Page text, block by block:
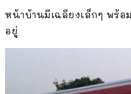
หน้าบ้านมีเฉลียงเล็กๆ พร้
อยู่